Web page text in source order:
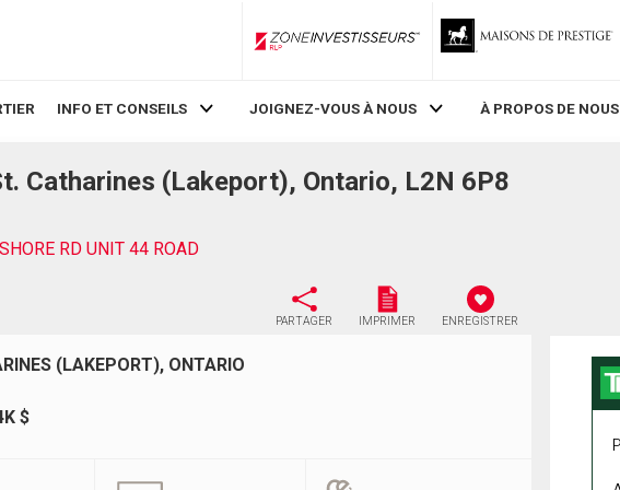
ZoneInvestisseurs RLP
INFO ET CONSEILS JOIGNEZ-VOUS À NOUS À PROPOS DE NOUS
Catharines (Lakeport), Ontario, L2N 6P8
RD UNIT 44 ROAD
PARTAGER IMPRIMER ENREGISTRER
(LAKEPORT), ONTARIO
$